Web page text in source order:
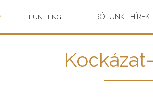
HUN ENG RÓLUNK HÍREK